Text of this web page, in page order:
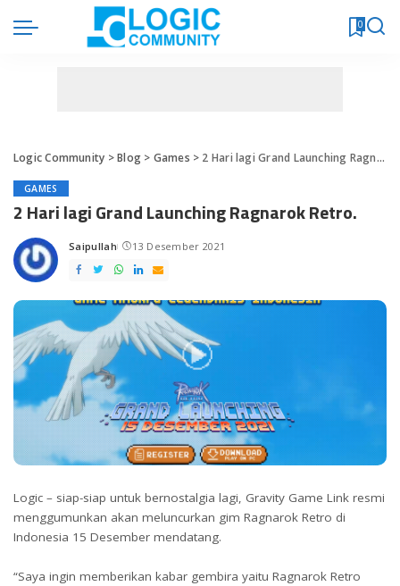
0
Logic Community >Blog> Games > 2 Hari lagi Grand Launching Ragnarok Retro.
GAMES
2 Hari lagi Grand Launching Ragnarok Retro.
Posted
by
Saipullah 13 Desember 2021
Logic – siap-siap untuk bernostalgia lagi, Gravity Game Link resmi
menggumunkan akan meluncurkan gim Ragnarok Retro di
Indonesia 15 Desember mendatang.
“Saya ingin memberikan kabar gembira yaitu Ragnarok Retro